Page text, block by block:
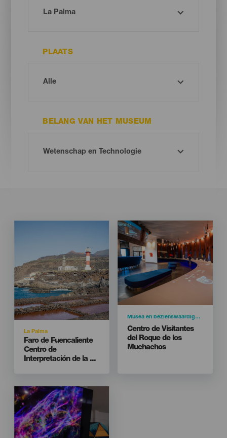
PLAATS
BELANG VAN HET MUSEUM
Isla
La Palma
Titular
Faro de Fuencaliente
Centro de
Interpretación de la ...
Imagen
Listado
Imagen
Categoría Musea en bezienswaardigheden
Titular
Centro de Visitantes
del Roque de los
Muchachos
Imagen
Listado
Imagen